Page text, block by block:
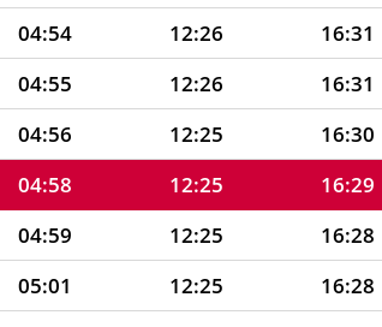
04:54 12:26 16:31
04:55 12:26 16:31
04:56 12:25 16:30
04:58 12:25 16:29
04:59 12:25 16:28
05:01 12:25 16:28